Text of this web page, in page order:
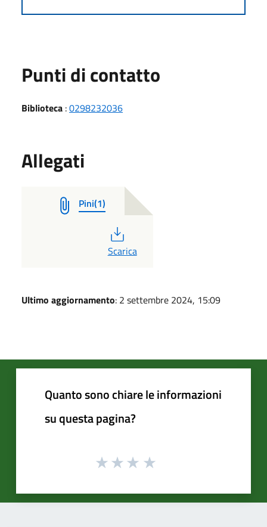
Punti di contatto
Biblioteca :0298232036
Allegati
Pini(1)
PDF
Scarica
Ultimo aggiornamento: 2 settembre 2024, 15:09
Quanto sono chiare le informazioni
su questa pagina?